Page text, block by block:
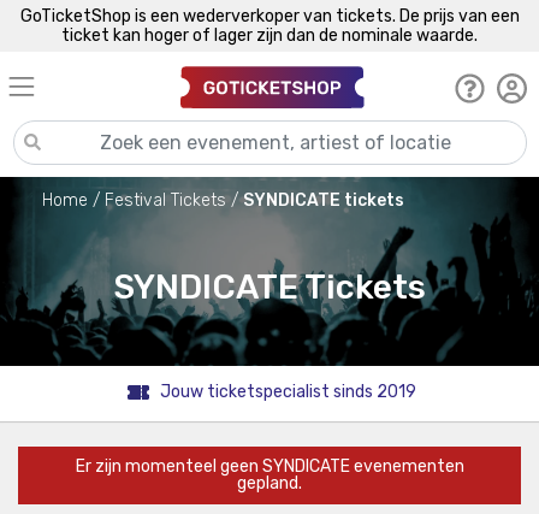
GoTicketShop is een wederverkoper van tickets. De prijs van een
ticket kan hoger of lager zijn dan de nominale waarde.
Home Festival Tickets SYNDICATE tickets
SYNDICATE Tickets
Jouw ticketspecialist sinds 2019
Er zijn momenteel geen SYNDICATE evenementen
gepland.